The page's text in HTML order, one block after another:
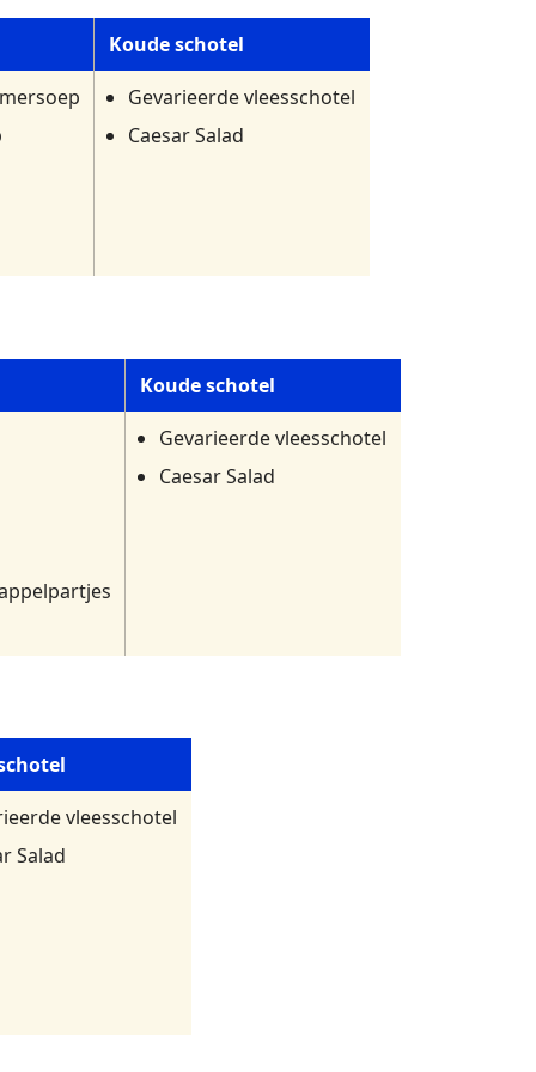
Koude schotel
Gevarieerde vleesschotel
Caesar Salad
Koude schotel
Gevarieerde vleesschotel
Caesar Salad
vleesschotel
Salad